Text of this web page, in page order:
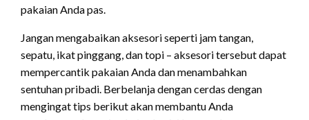
pakaian Anda pas.
Jangan mengabaikan aksesori seperti jam tangan,
sepatu, ikat pinggang, dan topi – aksesori tersebut dapat
mempercantik pakaian Anda dan menambahkan
sentuhan pribadi. Berbelanja dengan cerdas dengan
mengingat tips berikut akan membantu Anda